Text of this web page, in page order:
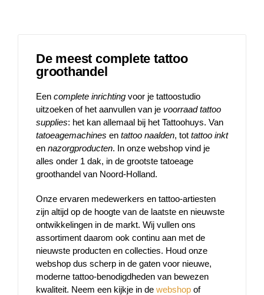
De meest complete tattoo
groothandel
Een complete inrichting voor je tattoostudio
uitzoeken of het aanvullen van je voorraad tattoo
supplies: het kan allemaal bij het Tattoohuys. Van
tatoeagemachines en tattoo naalden, tot tattoo inkt
en nazorgproducten. In onze webshop vind je
alles onder 1 dak, in de grootste tatoeage
groothandel van Noord-Holland.
Onze ervaren medewerkers en tattoo-artiesten
zijn altijd op de hoogte van de laatste en nieuwste
ontwikkelingen in de markt. Wij vullen ons
assortiment daarom ook continu aan met de
nieuwste producten en collecties. Houd onze
webshop dus scherp in de gaten voor nieuwe,
moderne tattoo-benodigdheden van bewezen
kwaliteit. Neem een kijkje in de webshop of